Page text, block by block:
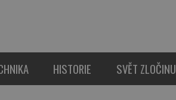
HISTORIE SVĚT ZLOČINU